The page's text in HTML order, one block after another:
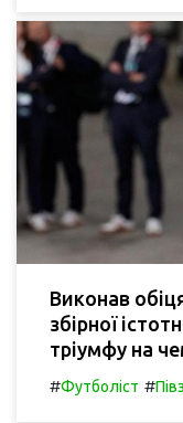
Виконав
збірної
тріумфу на
#Футболіст #